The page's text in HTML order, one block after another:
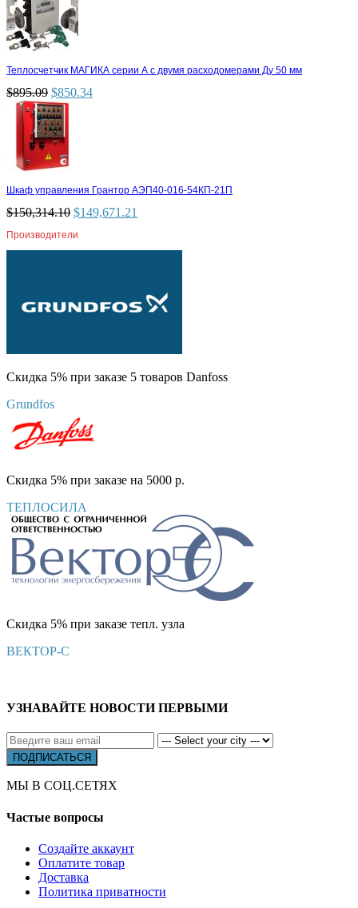
Теплосчетчик МАГИКА серии А с двумя расходомерами Ду 50 мм
$895.09 $850.34
Шкаф управления Грантор АЭП40-016-54КП-21П
$150,314.10 $149,671.21
Производители
Скидка 5% при заказе 5 товаров Danfoss
Grundfos
Скидка 5% при заказе на 5000 р.
ТЕПЛОСИЛА
Скидка 5% при заказе тепл. узла
ВЕКТОР-С
УЗНАВАЙТЕ НОВОСТИ ПЕРВЫМИ
МЫ В СОЦ.СЕТЯХ
Частые вопросы
Создайте аккаунт
Оплатите товар
Доставка
Политика приватности